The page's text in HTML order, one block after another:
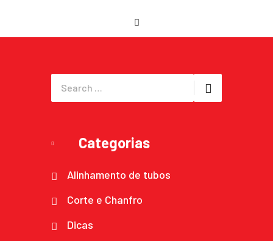
Categorias
Alinhamento de tubos
Corte e Chanfro
Dicas